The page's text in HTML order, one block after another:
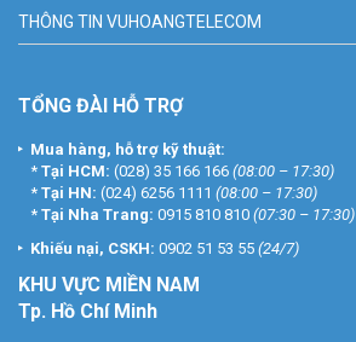
THÔNG TIN VUHOANGTELECOM
TỔNG ĐÀI HỖ TRỢ
Mua hàng, hỗ trợ kỹ thuật:
* Tại HCM: (028) 35 166 166 (08:00 – 17:30)
* Tại HN: (024) 6256 1111 (08:00 – 17:30)
* Tại Nha Trang: 0915 810 810 (07:30 – 17:30)
Khiếu nại, CSKH: 0902 51 53 55 (24/7)
KHU VỰC MIỀN NAM
Tp. Hồ Chí Minh